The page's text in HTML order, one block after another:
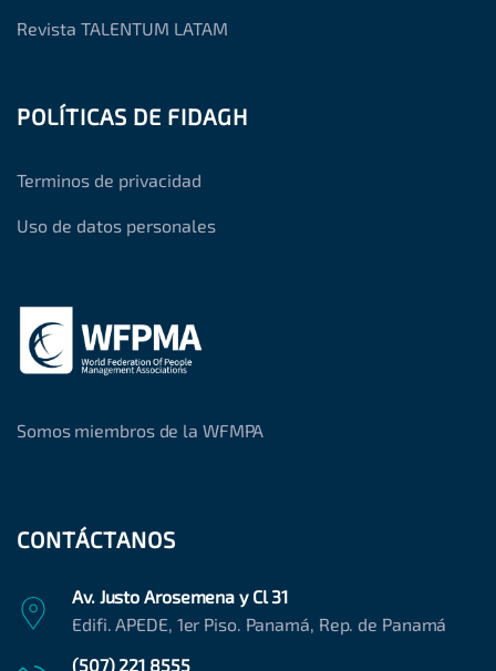
Revista TALENTUM LATAM
POLÍTICAS DE FIDAGH
Terminos de privacidad
Uso de datos personales
Somos miembros de la WFMPA
CONTÁCTANOS
Av. Justo Arosemena y Cl 31
Edifi. APEDE, 1er Piso. Panamá, Rep. de Panamá
(507) 221 8555